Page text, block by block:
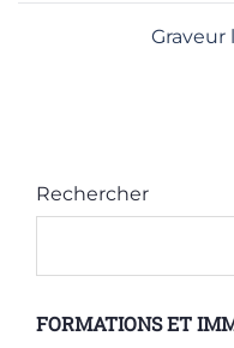
Graveur
Rechercher
FORMATIONS ET